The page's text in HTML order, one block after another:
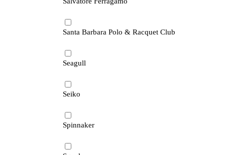
Santa Barbara Polo & Racquet Club
Seagull
Seiko
Spinnaker